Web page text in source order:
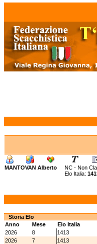
MANTOVAN Alberto
NC - Non
Elo Italia:
Storia Elo
Anno
Mese Elo Italia
2026
8 1413
2026
7 1413